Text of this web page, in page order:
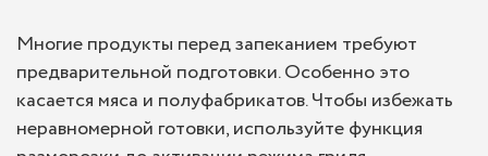
Многие продукты перед запеканием требуют
предварительной подготовки. Особенно это
касается мяса и полуфабрикатов. Чтобы избежать
неравномерной готовки, используйте функция